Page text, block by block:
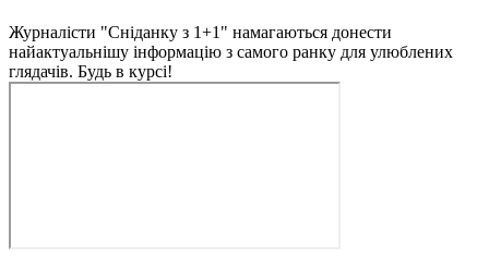
Журналісти "Сніданку з 1+1" намагаються донести
найактуальнішу інформацію з самого ранку для улюблених
глядачів. Будь в курсі!